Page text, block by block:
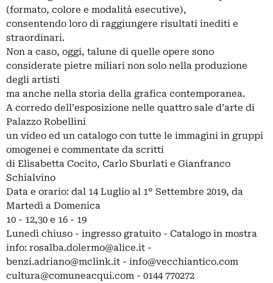
(formato, colore e modalità esecutive),
consentendo loro di raggiungere risultati inediti e
straordinari.
Non a caso, oggi, talune di quelle opere sono
considerate pietre miliari non solo nella produzione
degli artisti
ma anche nella storia della grafica contemporanea.
A corredo dell’esposizione nelle quattro sale d’arte di
Palazzo Robellini
un video ed un catalogo con tutte le immagini in gruppi
omogenei e commentate da scritti
di Elisabetta Cocito, Carlo Sburlati e Gianfranco
Schialvino
Data e orario: dal 14 Luglio al 1° Settembre 2019, da
Martedì a Domenica
10 - 12,30 e 16 - 19
Lunedì chiuso - ingresso gratuito - Catalogo in mostra
info: rosalba.dolermo@alice.it -
benzi.adriano@mclink.it - info@vecchiantico.com
cultura@comuneacqui.com - 0144 770272